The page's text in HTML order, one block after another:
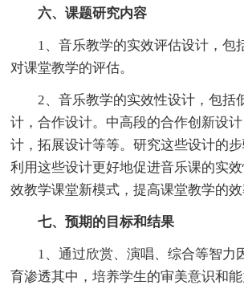
六、课题研究内容
1、音乐教学的实效评估设计，包
对课堂教学的评估。
2、音乐教学的实效性设计，包括
计，合作设计。中高段的合作创新设
计，拓展设计等等。研究这些设计的
利用这些设计更好地促进音乐课的实
效教学课堂新模式，提高课堂教学的效
七、预期的目标和结果
1、通过欣赏、演唱、综合等智力
育渗透其中，培养学生的审美意识和